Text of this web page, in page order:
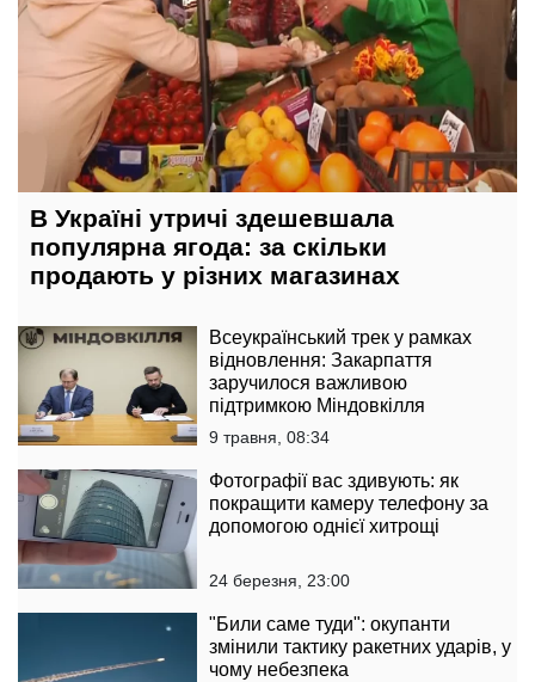
В Україні утричі здешевшала
популярна ягода: за скільки
продають у різних магазинах
Всеукраїнський трек у рамках
відновлення: Закарпаття
заручилося важливою
підтримкою Міндовкілля
9 травня, 08:34
Фотографії вас здивують: як
покращити камеру телефону за
допомогою однієї хитрощі
24 березня, 23:00
"Били саме туди": окупанти
змінили тактику ракетних ударів, у
чому небезпека